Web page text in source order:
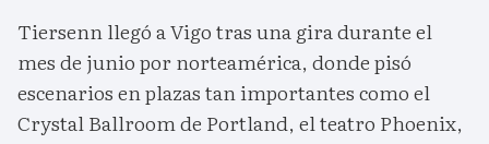
Tiersenn llegó a Vigo tras una gira durante el
mes de junio por norteamérica, donde pisó
escenarios en plazas tan importantes como el
Crystal Ballroom de Portland, el teatro Phoenix,